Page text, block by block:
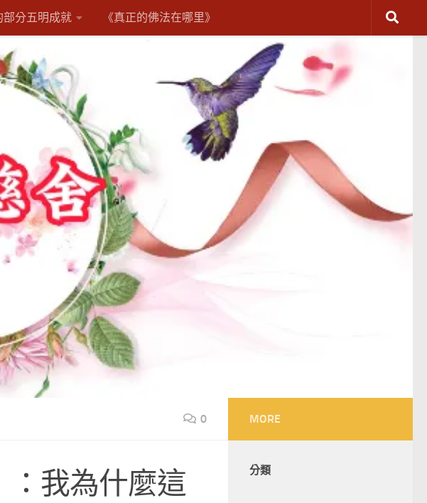
部分五明成就 《真正的佛法在哪里》
0
：我為什麼這
MORE
分類